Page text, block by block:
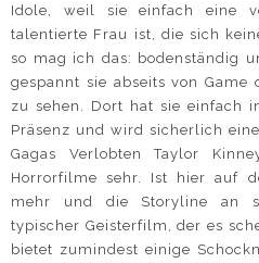
Idole, weil sie einfach eine
talentierte Frau ist, die sich
so mag ich das: bodenständig
gespannt sie abseits von Game
zu sehen. Dort hat sie einfach
Präsenz und wird sicherlich
Gagas Verlobten Taylor
Horrorfilme sehr. Ist hier auf
mehr und die Storyline an
typischer Geisterfilm, der es
bietet zumindest einige